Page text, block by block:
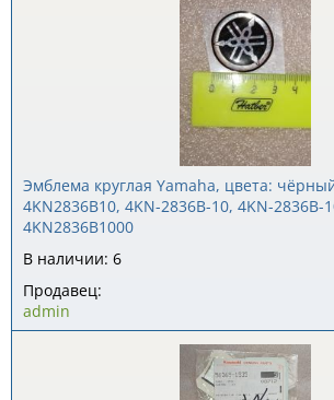
Эмблема круглая Yamaha, цвета:
4KN2836B10, 4KN-2836B-10, 4KN-2836B-
4KN2836B1000
В наличии: 6
Продавец:
admin